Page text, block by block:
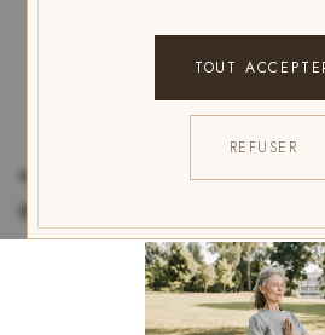
TOUT
REFUSER
« La respiration
scientifique vers le bien-